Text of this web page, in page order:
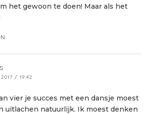
het gewoon te doen! Maar als het
/ 19:42
vier je succes met een dansje moest
uitlachen natuurlijk. Ik moest denken